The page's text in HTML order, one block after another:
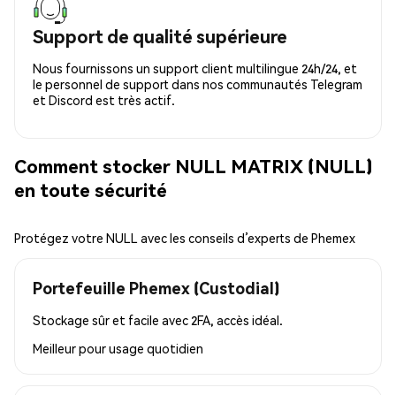
Support de qualité supérieure
Nous fournissons un support client multilingue 24h/24, et
le personnel de support dans nos communautés Telegram
et Discord est très actif.
Comment stocker NULL MATRIX (NULL)
en toute sécurité
Protégez votre NULL avec les conseils d’experts de Phemex
Portefeuille Phemex (Custodial)
Stockage sûr et facile avec 2FA, accès idéal.
Meilleur pourusage quotidien